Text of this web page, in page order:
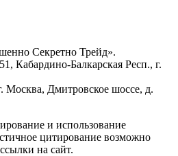
Секретно Трейд».
Кабардино-Балкарская Респ., г.
Москва, Дмитровское шоссе, д.
и использование
цитирование возможно
на сайт.